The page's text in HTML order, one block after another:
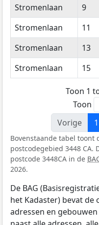
Stromenlaan
9
Stromenlaan
11
Stromenlaan
13
Stromenlaan
15
Toon 1
Toon
Vorige
1
Bovenstaande tabel toont
postcodegebied 3448 CA.
postcode 3448CA in de
2026.
De BAG
het Kadaster) bevat de
adressen en